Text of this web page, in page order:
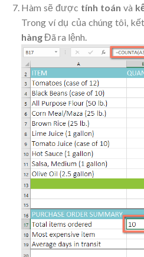
Hàm sẽ được tính toánvà
Trong ví dụ của chúng tôi,
hàngĐã ra lệnh